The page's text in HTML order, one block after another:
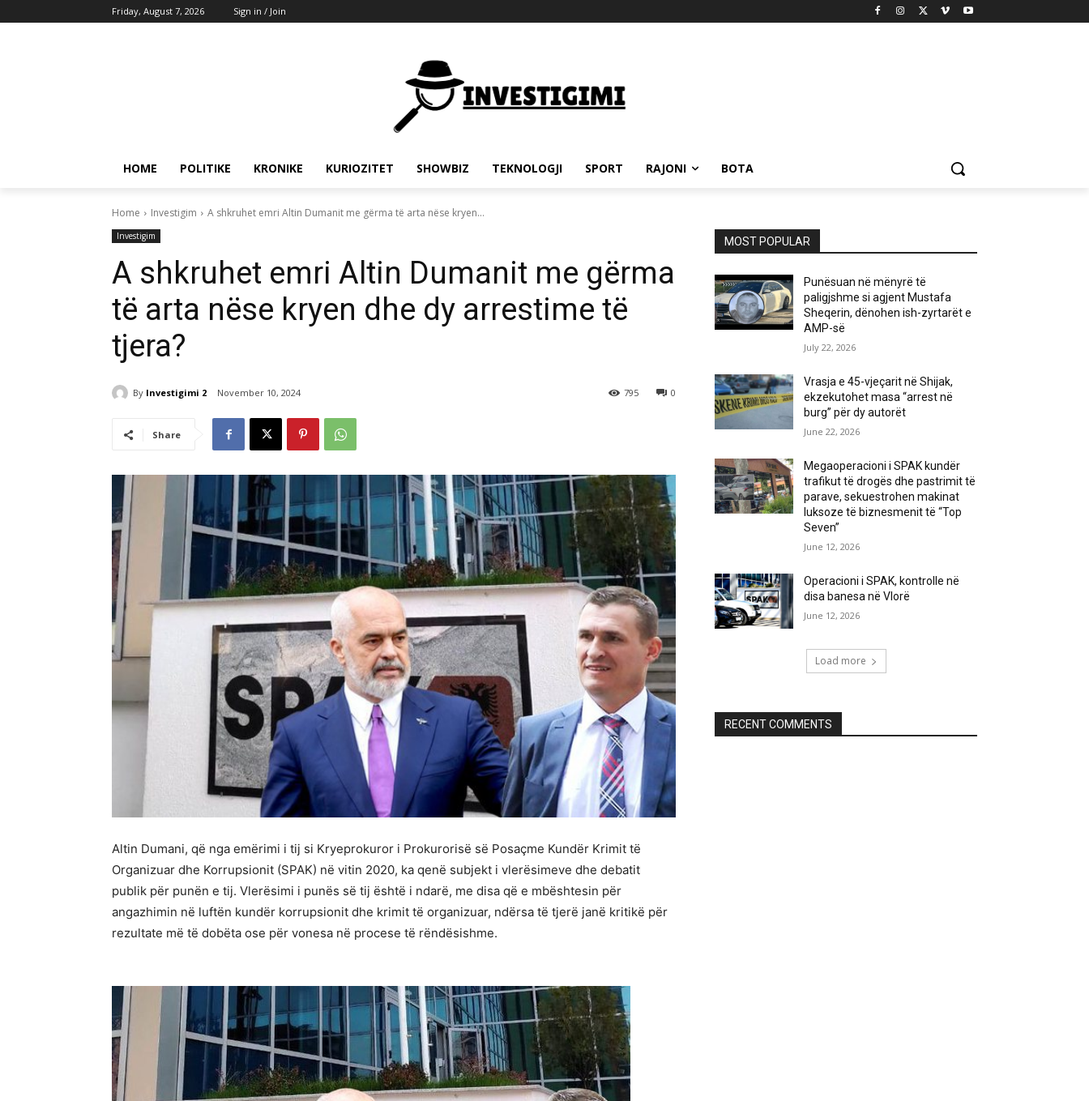
Friday, August 7, 2026 Sign in / Join
HOME POLITIKE KRONIKE KURIOZITET SHOWBIZ TEKNOLOGJI SPORT RAJONI BOTA
Home Investigim A shkruhet emri Altin Dumanit me gërma të arta nëse kryen...
Investigim
A shkruhet emri Altin Dumanit me gërma
të arta nëse kryen dhe dy arrestime të
tjera?
By Investigimi 2 November 10, 2024 0
795
Share
Altin Dumani, që nga emërimi i tij si Kryeprokuror i Prokurorisë së Posaçme Kundër Krimit të
Organizuar dhe Korrupsionit (SPAK) në vitin 2020, ka qenë subjekt i vlerësimeve dhe debatit
publik për punën e tij. Vlerësimi i punës së tij është i ndarë, me disa që e mbështesin për
angazhimin në luftën kundër korrupsionit dhe krimit të organizuar, ndërsa të tjerë janë kritikë për
rezultate më të dobëta ose për vonesa në procese të rëndësishme.
MOST POPULAR
Punësuan në mënyrë të
paligjshme si agjent Mustafa
Sheqerin, dënohen ish-zyrtarët e
AMP-së
July 22, 2026
Vrasja e 45-vjeçarit në Shijak,
ekzekutohet masa “arrest në
burg” për dy autorët
June 22, 2026
Megaoperacioni i SPAK kundër
trafikut të drogës dhe pastrimit të
parave, sekuestrohen makinat
luksoze të biznesmenit të “Top
Seven”
June 12, 2026
Operacioni i SPAK, kontrolle në
disa banesa në Vlorë
June 12, 2026
Load more
RECENT COMMENTS